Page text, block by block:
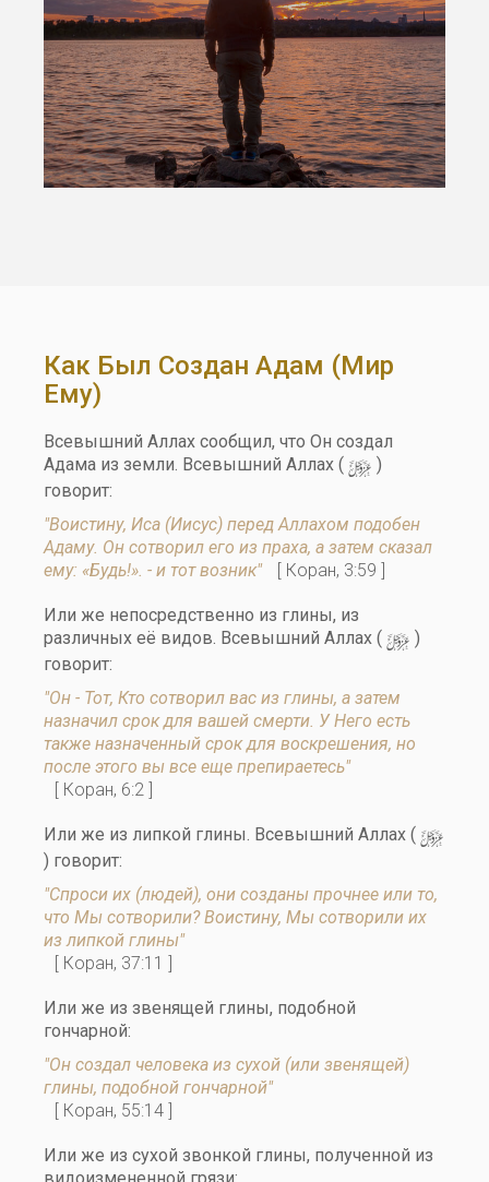
Как Был Создан Адам (мир
Ему)
Всевышний Аллах сообщил, что Он создал
Адама из земли. Всевышний Аллах ( y )
говорит:
"Воистину, Иса (Иисус) перед Аллахом подобен
Адаму. Он сотворил его из праха, а затем сказал
ему: «Будь!». - и тот возник"
[ Коран, 3:59 ]
Или же непосредственно из глины, из
различных её видов. Всевышний Аллах ( y )
говорит:
"Он - Тот, Кто сотворил вас из глины, а затем
назначил срок для вашей смерти. У Него есть
также назначенный срок для воскрешения, но
после этого вы все еще препираетесь"
[ Коран, 6:2 ]
Или же из липкой глины. Всевышний Аллах ( y
) говорит:
"Спроси их (людей), они созданы прочнее или то,
что Мы сотворили? Воистину, Мы сотворили их
из липкой глины"
[ Коран, 37:11 ]
Или же из звенящей глины, подобной
гончарной:
"Он создал человека из сухой (или звенящей)
глины, подобной гончарной"
[ Коран, 55:14 ]
Или же из сухой звонкой глины, полученной из